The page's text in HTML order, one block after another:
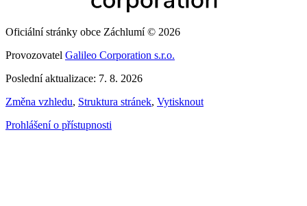
Oficiální stránky obce Záchlumí © 2026
Provozovatel Galileo Corporation s.r.o.
Poslední aktualizace: 7. 8. 2026
Změna vzhledu, Struktura stránek, Vytisknout
Prohlášení o přístupnosti